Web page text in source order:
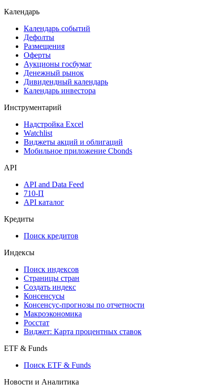
Календарь
Календарь событий
Дефолты
Размещения
Оферты
Аукционы госбумаг
Денежный рынок
Дивидендный календарь
Календарь инвестора
Инструментарий
Надстройка Excel
Watchlist
Виджеты акций и облигаций
Мобильное приложение Cbonds
API
API and Data Feed
710-П
API каталог
Кредиты
Поиск кредитов
Индексы
Поиск индексов
Страницы стран
Создать индекс
Консенсусы
Консенсус-прогнозы по отчетности
Макроэкономика
Росстат
Виджет: Карта процентных ставок
ETF & Funds
Поиск ETF & Funds
Новости и Аналитика